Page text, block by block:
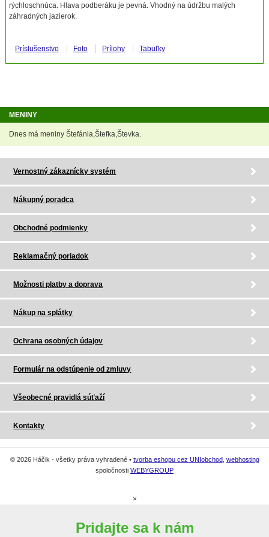
rýchloschnúca. Hlava podberáku je pevná. Vhodný na údržbu malých
záhradných jazierok.
Príslušenstvo Foto Prílohy Tabuľky
MENINY
Dnes má meniny Štefánia,Štefka,Števka.
Vernostný zákaznícky systém
Nákupný poradca
Obchodné podmienky
Reklamačný poriadok
Možnosti platby a doprava
Nákup na splátky
Ochrana osobných údajov
Formulár na odstúpenie od zmluvy
Všeobecné pravidlá súťaží
Kontakty
© 2026 Háčik - všetky práva vyhradené • tvorba eshopu cez UNIobchod webhosting
spoločnosti WEBYGROUP
×
Pridajte sa k nám